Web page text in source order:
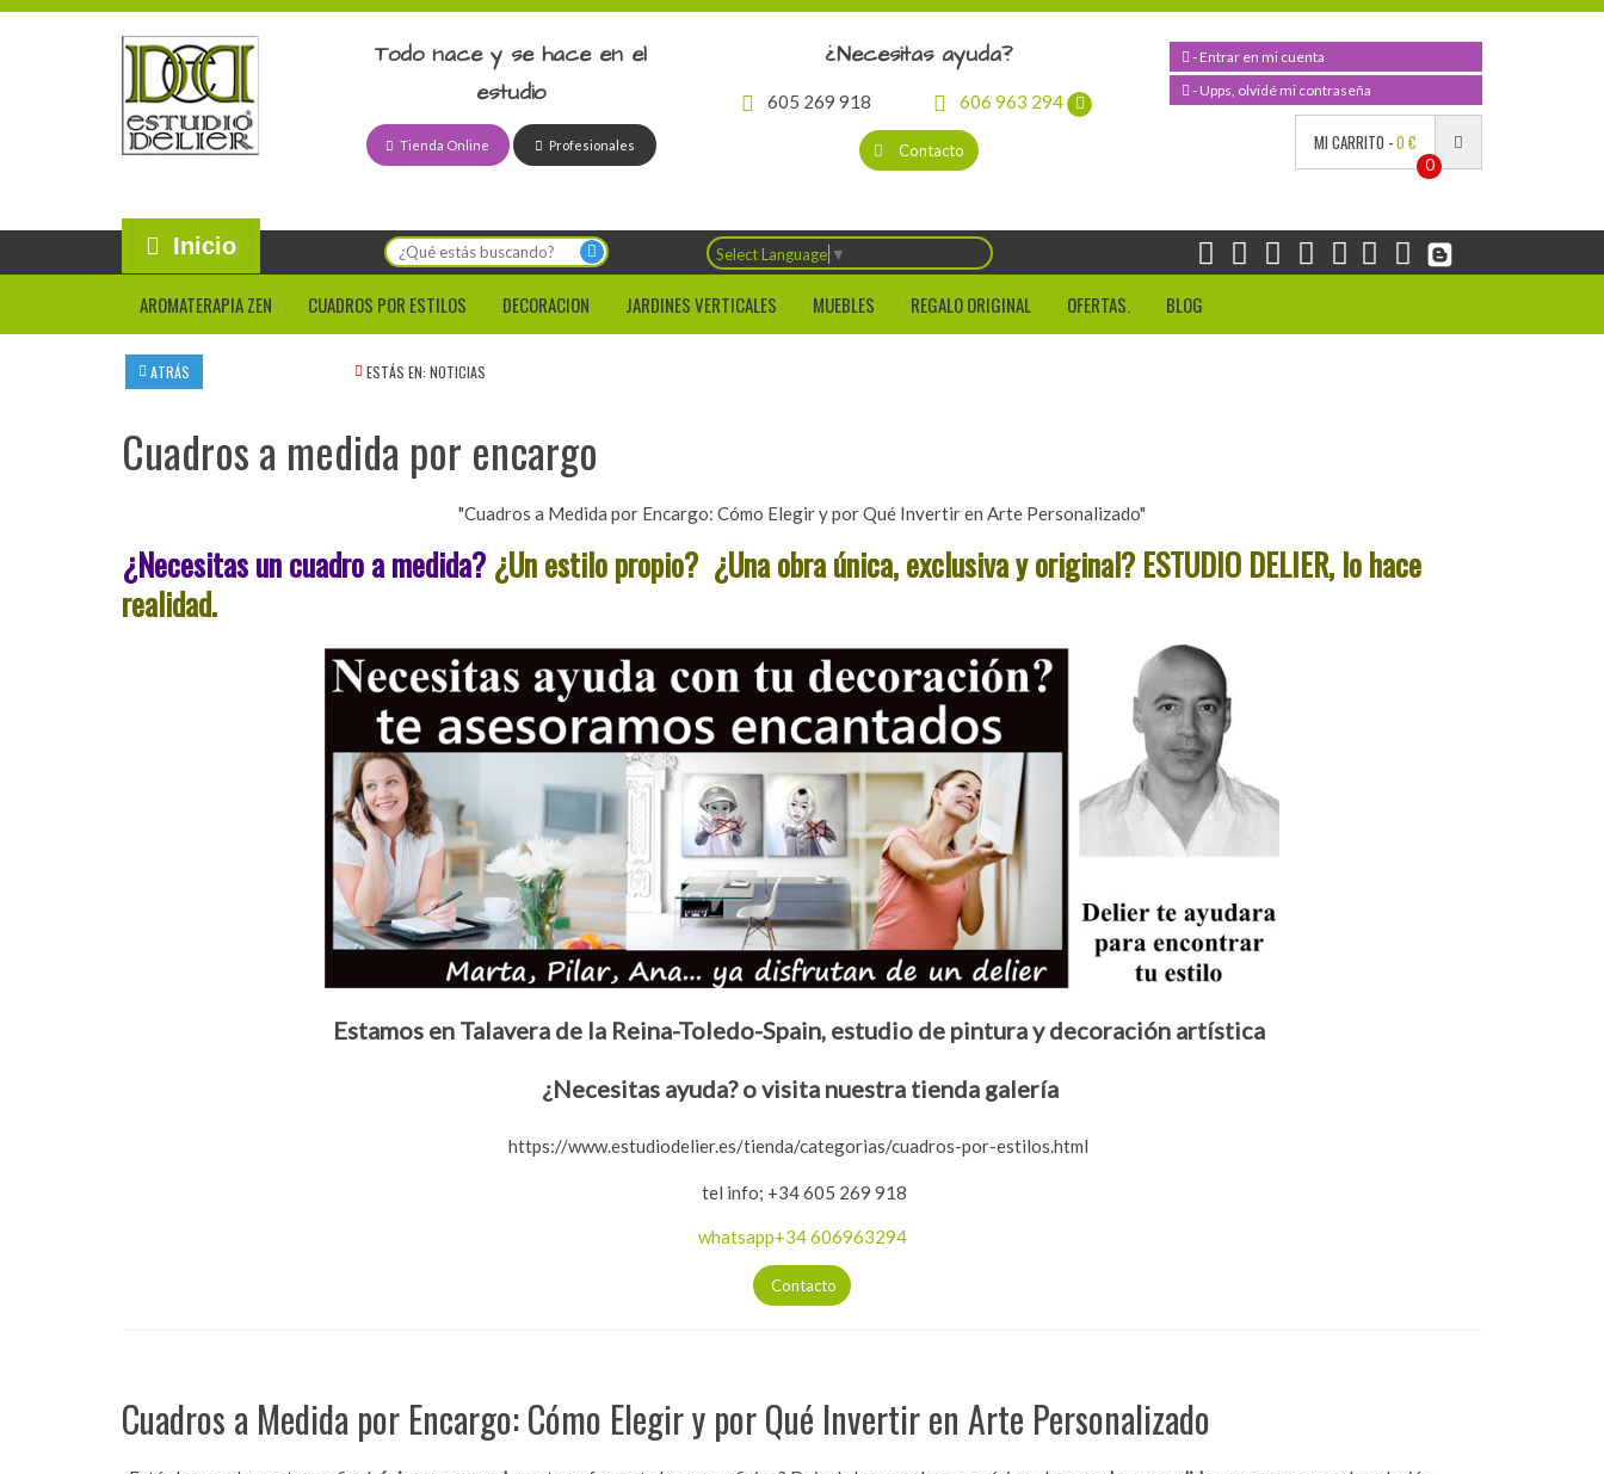
Todo nace y se hace en el
estudio
Tienda Online Profesionales
¿Necesitas ayuda?
605 269 918 606 963 294
Contacto
- Entrar en mi cuenta
- Upps, olvidé mi contraseña
MI CARRITO -0 €
0
Inicio Select Language ▼
AROMATERAPIA ZEN CUADROS POR ESTILOS DECORACION JARDINES VERTICALES MUEBLES REGALO ORIGINAL OFERTAS. BLOG
ATRÁS ESTÁS EN: NOTICIAS
Cuadros a medida por encargo
"Cuadros a Medida por Encargo: Cómo Elegir y por Qué Invertir en Arte Personalizado"
¿Necesitas un cuadro a medida? ¿Un estilo propio? ¿Una obra única, exclusiva y original? ESTUDIO DELIER, lo hace
realidad.
Estamos en Talavera de la Reina-Toledo-Spain, estudio de pintura y decoración artística
¿Necesitas ayuda? o visita nuestra tienda galería
https://www.estudiodelier.es/tienda/categorias/cuadros-por-estilos.html
tel info; +34 605 269 918
whatsapp+34 606963294
Contacto
Cuadros a Medida por Encargo: Cómo Elegir y por Qué Invertir en Arte Personalizado